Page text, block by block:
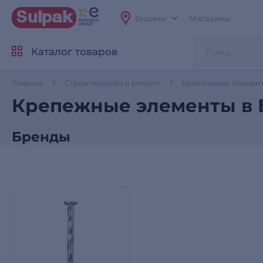
Бишкек Магазины
Каталог товаров
Главная Строительство и ремонт Крепежные
Крепежные элементы в
Бренды